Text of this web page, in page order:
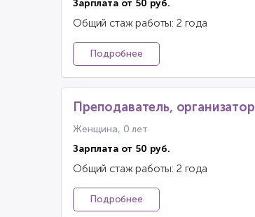
Зарплата от 50 руб.
Общий стаж работы: 2 года
Подробнее
Преподаватель, организатор
Женщина, 0 лет
Зарплата от 50 руб.
Общий стаж работы: 2 года
Подробнее